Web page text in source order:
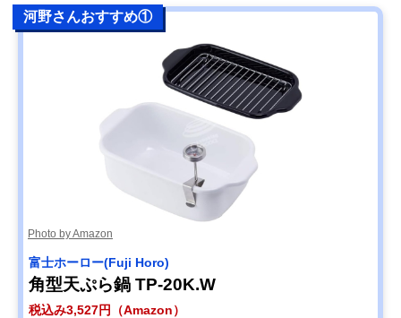
河野さんおすすめ①
Photo by Amazon
‎富士ホーロー(Fuji Horo)
角型天ぷら鍋 TP-20K.W
税込み3,527円（Amazon）